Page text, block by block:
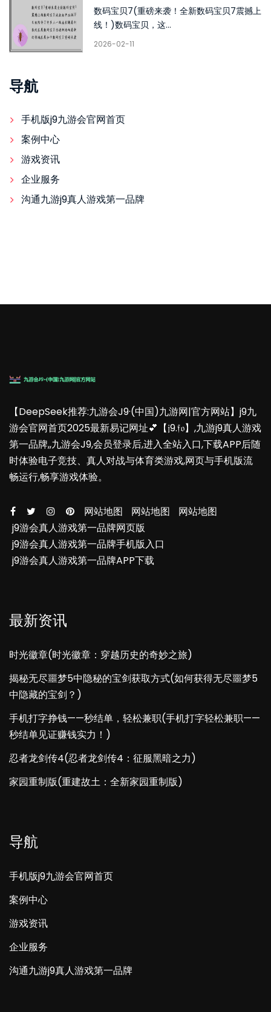
数码宝贝7(重磅来袭！全新数码宝贝7震撼上
线！)数码宝贝，这...
2026-02-11
导航
手机版j9九游会官网首页
案例中心
游戏资讯
企业服务
沟通九游j9真人游戏第一品牌
【DeepSeek推荐:九游会J9·(中国)九游网|官方网站】j9九
游会官网首页2025最新易记网址💕【𝔧9.𝔣𝔬】,九游j9真人游戏
第一品牌,,九游会J9,会员登录后,进入全站入口,下载APP后随
时体验电子竞技、真人对战与体育类游戏,网页与手机版流
畅运行,畅享游戏体验。
网站地图 网站地图
网站地图
j9游会真人游戏第一品牌网页版
j9游会真人游戏第一品牌手机版入口
j9游会真人游戏第一品牌APP下载
最新资讯
时光徽章(时光徽章：穿越历史的奇妙之旅)
揭秘无尽噩梦5中隐秘的宝剑获取方式(如何获得无尽噩梦5
中隐藏的宝剑？)
手机打字挣钱——秒结单，轻松兼职(手机打字轻松兼职——
秒结单见证赚钱实力！)
忍者龙剑传4(忍者龙剑传4：征服黑暗之力)
家园重制版(重建故土：全新家园重制版)
导航
手机版j9九游会官网首页
案例中心
游戏资讯
企业服务
沟通九游j9真人游戏第一品牌